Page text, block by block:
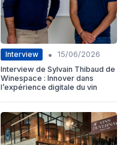
Interview •
15/06/2026
Interview de Sylvain Thibaud de
Winespace : Innover dans
l’expérience digitale du vin